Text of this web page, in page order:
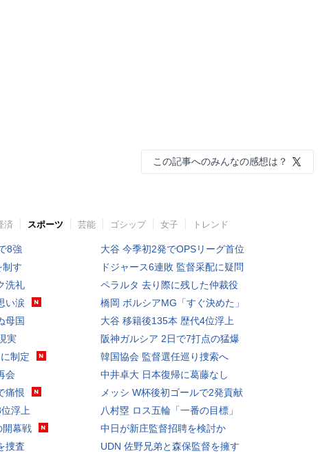
この記事へのみんなの感想は？
済 スポーツ 芸能 ゴシップ 女子 トレンド
8強
制す
洗礼
い涙
母国
実
制定
会
痛恨
浮上
開幕戦
捜査
大谷 今季初2発でOPSリーグ首位
ドジャース6連敗 監督采配に疑問
ペラルタ 去り際に残した仲裁役
橋岡 ボルシアMG「すぐ決めた」
大谷 移籍後135本 歴代4位浮上
阪神ガルシア 2日で7打点の猛爆
韓国協会 監督選任巡り捜索へ
中井卓大 日本復帰に葛藤なし
メッシ W杯後初ゴールで2発貢献
八村塁 ロス五輪「一番の目標」
中日が新庄監督招聘を検討か
UDN 佐野兄弟と森保監督を擁す